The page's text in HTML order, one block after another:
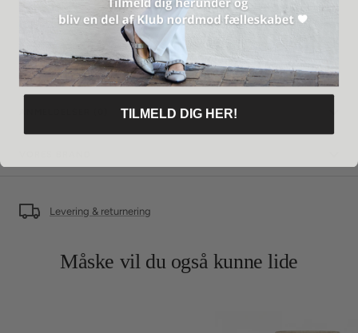
Style nr.: 11135
PLEJE
Levering & returnering
Måske vil du også kunne lide
TILMELD DIG HER!